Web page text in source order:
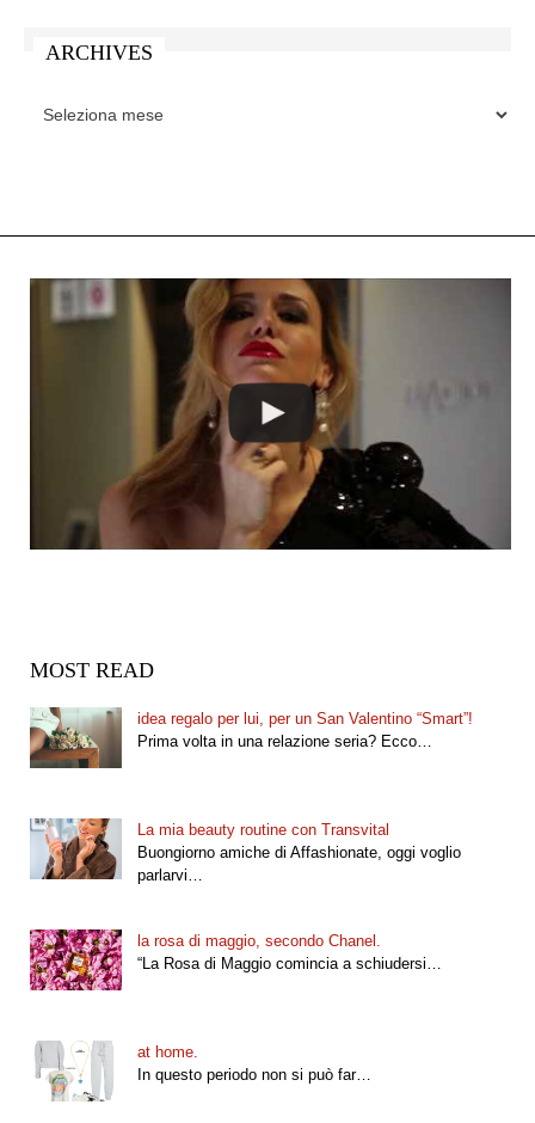
ARCHIVES
MOST READ
idea regalo per lui, per un San Valentino “Smart”!
Prima volta in una relazione seria? Ecco…
La mia beauty routine con Transvital
Buongiorno amiche di Affashionate, oggi voglio
parlarvi…
la rosa di maggio, secondo Chanel.
“La Rosa di Maggio comincia a schiudersi…
at home.
In questo periodo non si può far…